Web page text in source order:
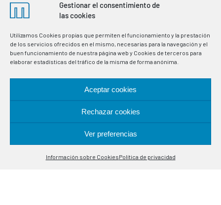
Gestionar el consentimiento de
las cookies
Utilizamos Cookies propias que permiten el funcionamiento y la prestación
de los servicios ofrecidos en el mismo, necesarias para la navegación y el
buen funcionamiento de nuestra página web y Cookies de terceros para
elaborar estadísticas del tráfico de la misma de forma anónima.
Aceptar cookies
Rechazar cookies
Ver preferencias
Información sobre CookiesPolítica de privacidad
Fabricación de termostatos e instrumentación electrónica
industriales. Especialistas en sondas de control de
temperatura.
UBICACIÓN
08020 Barcelona
CONTACTO Contáctanos